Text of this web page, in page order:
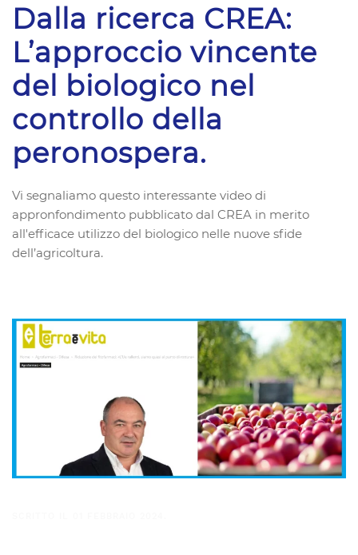
Dalla ricerca CREA:
L’approccio vincente
del biologico nel
controllo della
peronospera.
Vi segnaliamo questo interessante video di
appronfondimento pubblicato dal CREA in merito
all'efficace utilizzo del biologico nelle nuove sfide
dell’agricoltura.